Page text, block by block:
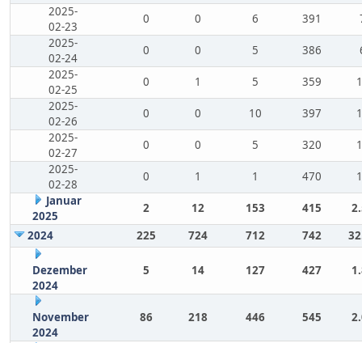
2025-
02-23
0 0 6 391
2025-
02-24
0 0 5 386
2025-
02-25
0 1 5 359
2025-
02-26
0 0 10 397
2025-
02-27
0 0 5 320
2025-
02-28
0 1 1 470
Januar
2025
2 12 153 415
2024
225 724 712 742
Dezember
2024
5 14 127 427
November
2024
86 218 446 545